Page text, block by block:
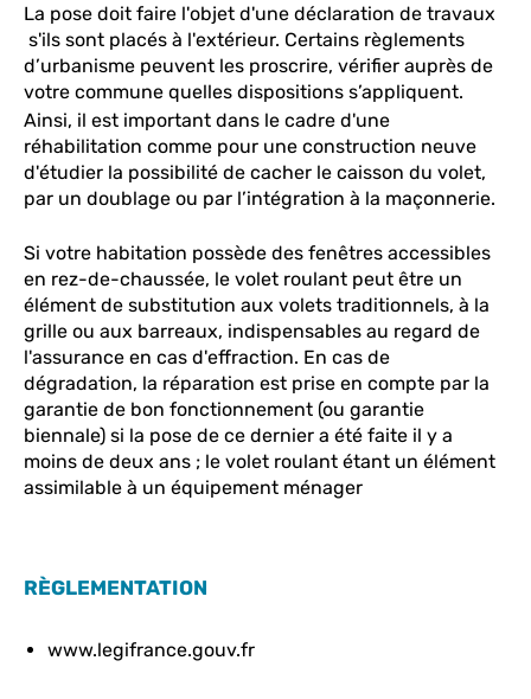
La pose doit faire l'objet d'une déclaration de travaux
s'ils sont placés à l'extérieur. Certains règlements
d’urbanisme peuvent les proscrire, vérifier auprès de
votre commune quelles dispositions s’appliquent.
Ainsi, il est important dans le cadre d'une
réhabilitation comme pour une construction neuve
d'étudier la possibilité de cacher le caisson du volet,
par un doublage ou par l’intégration à la maçonnerie.
Si votre habitation possède des fenêtres accessibles
en rez-de-chaussée, le volet roulant peut être un
élément de substitution aux volets traditionnels, à la
grille ou aux barreaux, indispensables au regard de
l'assurance en cas d'effraction. En cas de
dégradation, la réparation est prise en compte par la
garantie de bon fonctionnement (ou garantie
biennale) si la pose de ce dernier a été faite il y a
moins de deux ans ; le volet roulant étant un élément
assimilable à un équipement ménager
RÈGLEMENTATION
www.legifrance.gouv.fr